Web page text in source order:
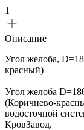
1
Описание
Угол желоба,
красный)
Угол желоба
(Коричнево-
водосточной
КровЗавод.